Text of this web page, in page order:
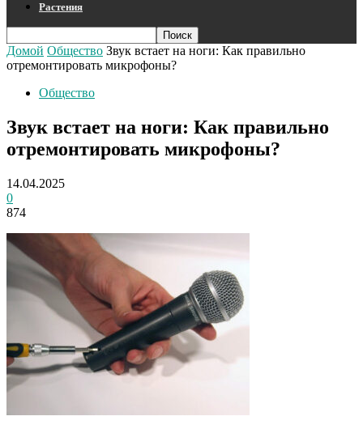
Растения
Домой Общество Звук встает на ноги: Как правильно
отремонтировать микрофоны?
Общество
Звук встает на ноги: Как правильно
отремонтировать микрофоны?
14.04.2025
0
874